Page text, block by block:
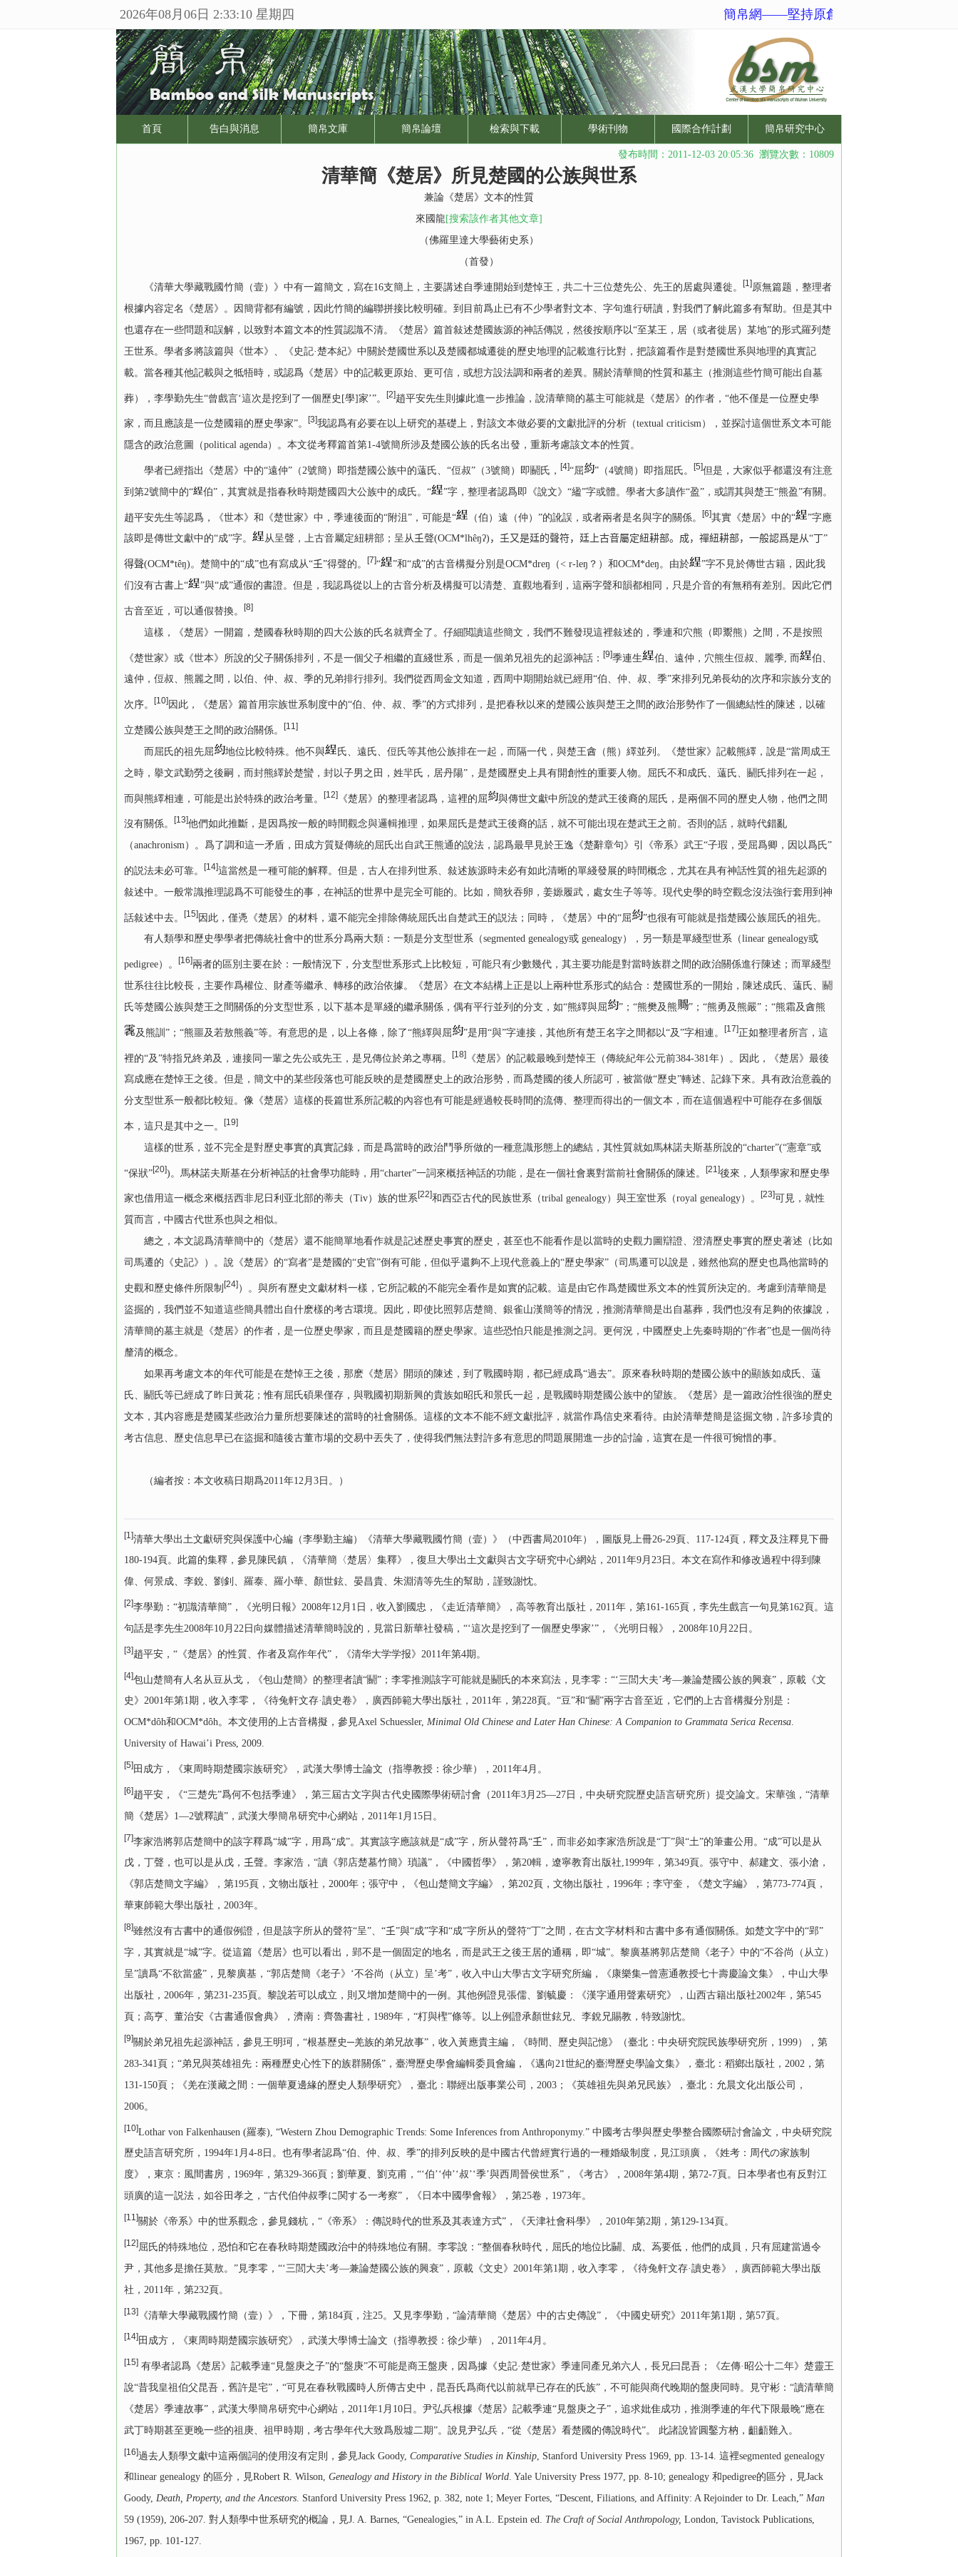
2026年08月06日 2:33:10 星期四 簡帛網——堅持原創性、規範化、國際化的
首頁 告白與消息 簡帛文庫 簡帛論壇 檢索與下載 學術刊物 國際合作計劃 簡帛研究中心
發布時間：2011-12-03 20:05:36 瀏覽次數：10809
清華簡《楚居》所見楚國的公族與世系
兼論《楚居》文本的性質
來國龍[搜索該作者其他文章]
（佛羅里達大學藝術史系）
（首發）
《清華大學藏戰國竹簡（壹）》中有一篇簡文，寫在16支簡上，主要講述自季連開始到楚悼王，共二十三位楚先公、先王的居處與遷徙。 [1] 原無篇题，整理者
根據内容定名《楚居》。因簡背都有編號，因此竹簡的編聯拼接比較明確。到目前爲止已有不少學者對文本、字句進行研讀，對我們了解此篇多有幫助。但是其中
也還存在一些問題和誤解，以致對本篇文本的性質認識不清。《楚居》篇首敍述楚國族源的神話傳説，然後按順序以“至某王，居（或者徙居）某地”的形式羅列楚
王世系。學者多將該篇與《世本》、《史記·楚本紀》中關於楚國世系以及楚國都城遷徙的歷史地理的記載進行比對，把該篇看作是對楚國世系與地理的真實記
載。當各種其他記載與之牴牾時，或認爲《楚居》中的記載更原始、更可信，或想方設法調和兩者的差異。關於清華簡的性質和墓主（推測這些竹簡可能出自墓
葬），李學勤先生“曾戲言‘這次是挖到了一個歷史[學]家’”。 [2]趙平安先生則據此進一步推論，說清華簡的墓主可能就是《楚居》的作者，“他不僅是一位歷史學
家，而且應該是一位楚國籍的歷史學家”。 [3]我認爲有必要在以上研究的基礎上，對該文本做必要的文獻批評的分析（textual criticism），並探討這個世系文本可能
隱含的政治意圖（political agenda）。本文從考釋篇首第1-4號簡所涉及楚國公族的氏名出發，重新考慮該文本的性質。
學者已經指出《楚居》中的“遠仲”（2號簡）即指楚國公族中的薳氏、“侸叔”（3號簡）即鬬氏， [4]“屈 ”（4號簡）即指屈氏。 [5]但是，大家似乎都還沒有注意
到第2號簡中的“
伯”，其實就是指春秋時期楚國四大公族中的成氏。“ ”字，整理者認爲即《說文》“䋼”字或體。學者大多讀作“盈”，或謂其與楚王“熊盈”有關。
趙平安先生等認爲，《世本》和《楚世家》中，季連後面的“附沮”，可能是“ （伯）遠（仲）”的訛誤，或者兩者是名與字的關係。 [6]其實《楚居》中的“
”字應
該即是傳世文獻中的“成”字。
从呈聲，上古音屬定紐耕部；呈从𡈼聲(OCM*lhêŋʔ)，𡈼又是廷的聲符，廷上古音屬定紐耕部。成，禪紐耕部，一般認爲是从“丁”
得聲(OCM*têŋ)。楚簡中的“成”也有寫成从“𡈼”得聲的。 [7]“ ”和“成”的古音構擬分別是OCM*dreŋ（< r-leŋ？）和OCM*deŋ。由於
”字不見於傳世古籍，因此我
们沒有古書上“
”與“成”通假的書證。但是，我認爲從以上的古音分析及構擬可以清楚、直觀地看到，這兩字聲和韻都相同，只是介音的有無稍有差別。因此它們
古音至近，可以通假替換。 [8]
這樣，《楚居》一開篇，楚國春秋時期的四大公族的氏名就齊全了。仔細閲讀這些簡文，我們不難發現這裡敍述的，季連和穴熊（即鬻熊）之間，不是按照
《楚世家》或《世本》所說的父子關係排列，不是一個父子相繼的直綫世系，而是一個弟兄祖先的起源神話： [9]季連生 伯、遠仲，穴熊生侸叔、麗季, 而
伯、
遠仲，侸叔、熊麗之間，以伯、仲、叔、季的兄弟排行排列。我們從西周金文知道，西周中期開始就已經用“伯、仲、叔、季”來排列兄弟長幼的次序和宗族分支的
次序。 [10] 因此，《楚居》篇首用宗族世系制度中的“伯、仲、叔、季”的方式排列，是把春秋以來的楚國公族與楚王之間的政治形勢作了一個總結性的陳述，以確
立楚國公族與楚王之間的政治關係。 [11]
而屈氏的祖先屈 地位比較特殊。他不與
氏、遠氏、侸氏等其他公族排在一起，而隔一代，與楚王酓（熊）繹並列。《楚世家》記載熊繹，說是“當周成王
之時，擧文武勤勞之後嗣，而封熊繹於楚蠻，封以子男之田，姓羋氏，居丹陽”，是楚國歷史上具有開創性的重要人物。屈氏不和成氏、薳氏、鬬氏排列在一起，
而與熊繹相連，可能是出於特殊的政治考量。 [12] 《楚居》的整理者認爲，這裡的屈 與傳世文獻中所說的楚武王後裔的屈氏，是兩個不同的歷史人物，他們之間
沒有關係。 [13]他們如此推斷，是因爲按一般的時間觀念與邏輯推理，如果屈氏是楚武王後裔的話，就不可能出現在楚武王之前。否則的話，就時代錯亂
（anachronism）。爲了調和這一矛盾，田成方質疑傳統的屈氏出自武王熊通的說法，認爲最早見於王逸《楚辭章句》引《帝系》武王“子瑕，受屈爲卿，因以爲氏”
的説法未必可靠。 [14]這當然是一種可能的解釋。但是，古人在排列世系、敍述族源時未必有如此清晰的單綫發展的時間概念，尤其在具有神話性質的祖先起源的
敍述中。一般常識推理認爲不可能發生的事，在神話的世界中是完全可能的。比如，簡狄吞卵，姜嫄履武，處女生子等等。現代史學的時空觀念沒法強行套用到神
話敍述中去。 [15]因此，僅凴《楚居》的材料，還不能完全排除傳統屈氏出自楚武王的説法；同時，《楚居》中的“屈
”也很有可能就是指楚國公族屈氏的祖先。
有人類學和歷史學學者把傳統社會中的世系分爲兩大類：一類是分支型世系（segmented genealogy或 genealogy），另一類是單綫型世系（linear genealogy或
pedigree）。 [16]兩者的區別主要在於：一般情況下，分支型世系形式上比較短，可能只有少數幾代，其主要功能是對當時族群之間的政治關係進行陳述；而單綫型
世系往往比較長，主要作爲權位、財產等繼承、轉移的政治依據。《楚居》在文本結構上正是以上兩种世系形式的結合：楚國世系的一開始，陳述成氏、薳氏、鬬
氏等楚國公族與楚王之間關係的分支型世系，以下基本是單綫的繼承關係，偶有平行並列的分支，如“熊繹與屈
”；“熊樊及熊 ”；“熊勇及熊嚴”；“熊霜及酓熊
及熊訓”；“熊噩及若敖熊義”等。有意思的是，以上各條，除了“熊繹與屈 ”是用“與”字連接，其他所有楚王名字之間都以“及”字相連。 [17]正如整理者所言，這
裡的“及”特指兄終弟及，連接同一輩之先公或先王，是兄傳位於弟之專稱。 [18] 《楚居》的記載最晚到楚悼王（傳統紀年公元前384-381年）。因此，《楚居》最後
寫成應在楚悼王之後。但是，簡文中的某些段落也可能反映的是楚國歷史上的政治形勢，而爲楚國的後人所認可，被當做“歷史”轉述、記錄下來。具有政治意義的
分支型世系一般都比較短。像《楚居》這樣的長篇世系所記載的內容也有可能是經過較長時間的流傳、整理而得出的一個文本，而在這個過程中可能存在多個版
本，這只是其中之一。 [19]
這樣的世系，並不完全是對歷史事實的真實記錄，而是爲當時的政治鬥爭所做的一種意識形態上的總結，其性質就如馬林諾夫斯基所說的“charter”(“憲章”或
“保狀”[20])。馬林諾夫斯基在分析神話的社會學功能時，用“charter”一詞來概括神話的功能，是在一個社會裏對當前社會關係的陳述。 [21]後來，人類學家和歷史學
家也借用這一概念來概括西非尼日利亚北部的蒂夫（Tiv）族的世系[22]和西亞古代的民族世系（tribal genealogy）與王室世系（royal genealogy）。 [23]可見，就性
質而言，中國古代世系也與之相似。
總之，本文認爲清華簡中的《楚居》還不能簡單地看作就是記述歷史事實的歷史，甚至也不能看作是以當時的史觀力圖辯證、澄清歷史事實的歷史著述（比如
司馬遷的《史記》）。說《楚居》的“寫者”是楚國的“史官”倒有可能，但似乎還夠不上現代意義上的“歷史學家”（司馬遷可以說是，雖然他寫的歷史也爲他當時的
史觀和歷史條件所限制 [24] ）。與所有歷史文獻材料一樣，它所記載的不能完全看作是如實的記載。這是由它作爲楚國世系文本的性質所決定的。考慮到清華簡是
盜掘的，我們並不知道這些簡具體出自什麽樣的考古環境。因此，即使比照郭店楚簡、銀雀山漢簡等的情況，推測清華簡是出自墓葬，我們也沒有足夠的依據說，
清華簡的墓主就是《楚居》的作者，是一位歷史學家，而且是楚國籍的歷史學家。這些恐怕只能是推測之詞。更何況，中國歷史上先秦時期的“作者”也是一個尚待
釐清的概念。
如果再考慮文本的年代可能是在楚悼王之後，那麽《楚居》開頭的陳述，到了戰國時期，都已經成爲“過去”。原來春秋時期的楚國公族中的顯族如成氏、薳
氏、鬬氏等已經成了昨日黃花；惟有屈氏碩果僅存，與戰國初期新興的貴族如昭氏和景氏一起，是戰國時期楚國公族中的望族。《楚居》是一篇政治性很強的歷史
文本，其内容應是楚國某些政治力量所想要陳述的當時的社會關係。這樣的文本不能不經文獻批評，就當作爲信史來看待。由於清華楚簡是盜掘文物，許多珍貴的
考古信息、歷史信息早已在盜掘和隨後古董市場的交易中丟失了，使得我們無法對許多有意思的問題展開進一步的討論，這實在是一件很可惋惜的事。
（編者按：本文收稿日期爲2011年12月3日。）
[1]清華大學出土文獻研究與保護中心編（李學勤主編）《清華大學藏戰國竹簡（壹）》（中西書局2010年），圖版見上冊26-29頁、117-124頁，釋文及注釋見下冊
180-194頁。此篇的集釋，參見陳民鎮，《清華簡〈楚居〉集釋》，復旦大學出土文獻與古文字研究中心網站，2011年9月23日。本文在寫作和修改過程中得到陳
偉、何景成、李銳、劉釗、羅泰、羅小華、顏世鉉、晏昌貴、朱淵清等先生的幫助，謹致謝忱。
[2]李學勤：“初識清華簡”，《光明日報》2008年12月1日，收入劉國忠，《走近清華簡》，高等教育出版社，2011年，第161-165頁，李先生戲言一句見第162頁。這
句話是李先生2008年10月22日向媒體描述清華簡時說的，見當日新華社發稿，“‘這次是挖到了一個歷史學家’”，《光明日報》，2008年10月22日。
[3]趙平安，“《楚居》的性質、作者及寫作年代”，《清华大学学报》2011年第4期。
[4]包山楚簡有人名从豆从戈，《包山楚簡》的整理者讀“鬬”；李零推測該字可能就是鬬氏的本來寫法，見李零：“‘三閭大夫’考—兼論楚國公族的興衰”，原載《文
史》2001年第1期，收入李零，《待兔軒文存·讀史卷》，廣西師範大學出版社，2011年，第228頁。“豆”和“鬬”兩字古音至近，它們的上古音構擬分別是：
OCM*dôh和OCM*dôh。本文使用的上古音構擬，參見Axel Schuessler, Minimal Old Chinese and Later Han Chinese: A Companion to Grammata Serica Recensa.
University of Hawai’i Press, 2009.
[5] 田成方，《東周時期楚國宗族研究》，武漢大學博士論文（指導教授：徐少華），2011年4月。
[6]趙平安，《“三楚先”爲何不包括季連》，第三屆古文字與古代史國際學術研討會（2011年3月25—27日，中央研究院歷史語言研究所）提交論文。宋華強，“清華
簡《楚居》1—2號釋讀”，武漢大學簡帛研究中心網站，2011年1月15日。
[7]李家浩將郭店楚簡中的該字釋爲“城”字，用爲“成”。其實該字應該就是“成”字，所从聲符爲“𡈼”，而非必如李家浩所說是“丁”與“土”的筆畫公用。“成”可以是从
戊，丁聲，也可以是从戊，𡈼聲。李家浩，“讀《郭店楚墓竹簡》瑣議”，《中國哲學》，第20輯，遼寧教育出版社,1999年，第349頁。張守中、郝建文、張小滄，
《郭店楚簡文字編》，第195頁，文物出版社，2000年；張守中，《包山楚簡文字編》，第202頁，文物出版社，1996年；李守奎，《楚文字編》，第773-774頁，
華東師範大學出版社，2003年。
[8]雖然沒有古書中的通假例證，但是該字所从的聲符“呈”、“𡈼”與“成”字和“成”字所从的聲符“丁”之間，在古文字材料和古書中多有通假關係。如楚文字中的“郢”
字，其實就是“城”字。從這篇《楚居》也可以看出，郢不是一個固定的地名，而是武王之後王居的通稱，即“城”。黎廣基將郭店楚簡《老子》中的“不谷尚（从立）
呈”讀爲“不欲當盛”，見黎廣基，“郭店楚簡《老子》‘不谷尚（从立）呈’考”，收入中山大學古文字研究所編，《康樂集─曾憲通教授七十壽慶論文集》，中山大學
出版社，2006年，第231-235頁。黎說若可以成立，則又增加楚簡中的一例。其他例證見張儒、劉毓慶：《漢字通用聲素研究》，山西古籍出版社2002年，第545
頁；高亨、董治安《古書通假會典》，濟南：齊魯書社，1989年，“朾與檉”條等。以上例證承顏世鉉兄、李銳兄賜教，特致謝忱。
[9]關於弟兄祖先起源神話，參見王明珂，“根基歷史─羌族的弟兄故事”，收入黃應貴主編，《時間、歷史與記憶》（臺北：中央研究院民族學研究所，1999），第
283-341頁；“弟兄與英雄祖先：兩種歷史心性下的族群關係”，臺灣歷史學會編輯委員會編，《邁向21世紀的臺灣歷史學論文集》，臺北：稻鄉出版社，2002，第
131-150頁；《羌在漢藏之間：一個華夏邊緣的歷史人類學研究》，臺北：聯經出版事業公司，2003；《英雄祖先與弟兄民族》，臺北：允晨文化出版公司，
2006。
[10]Lothar von Falkenhausen (羅泰), “Western Zhou Demographic Trends: Some Inferences from Anthroponymy.” 中國考古學與歷史學整合國際研討會論文，中央研究院
歷史語言研究所，1994年1月4-8日。也有學者認爲“伯、仲、叔、季”的排列反映的是中國古代曾經實行過的一種婚級制度，見江頭廣，《姓考：周代の家族制
度》，東京：風間書房，1969年，第329-366頁；劉華夏、劉克甫，“‘伯’‘仲’‘叔’‘季’與西周晉侯世系”，《考古》，2008年第4期，第72-7頁。日本學者也有反對江
頭廣的這一説法，如谷田孝之，“古代伯仲叔季に関する一考察”，《日本中國學會報》，第25卷，1973年。
[11]關於《帝系》中的世系觀念，參見錢杭，“《帝系》：傳説時代的世系及其表達方式”，《天津社會科學》，2010年第2期，第129-134頁。
[12] 屈氏的特殊地位，恐怕和它在春秋時期楚國政治中的特殊地位有關。李零說：“整個春秋時代，屈氏的地位比鬭、成、蒍要低，他們的成員，只有屈建當過令
尹，其他多是擔任莫敖。”見李零，“‘三閭大夫’考—兼論楚國公族的興衰”，原載《文史》2001年第1期，收入李零，《待兔軒文存·讀史卷》，廣西師範大學出版
社，2011年，第232頁。
[13] 《清華大學藏戰國竹簡（壹）》，下冊，第184頁，注25。又見李學勤，“論清華簡《楚居》中的古史傳說”，《中國史研究》2011年第1期，第57頁。
[14] 田成方，《東周時期楚國宗族研究》，武漢大學博士論文（指導教授：徐少華），2011年4月。
[15] 有學者認爲《楚居》記載季連“見盤庚之子”的“盤庚”不可能是商王盤庚，因爲據《史記·楚世家》季連同產兄弟六人，長兄曰昆吾；《左傳·昭公十二年》楚靈王
說“昔我皇祖伯父昆吾，舊許是宅”，“可見在春秋戰國時人所傳古史中，昆吾氏爲商代以前就早已存在的氏族”，不可能與商代晚期的盤庚同時。見守彬：“讀清華簡
《楚居》季連故事”，武漢大學簡帛研究中心網站，2011年1月10日。尹弘兵根據《楚居》記載季連“見盤庚之子”，追求妣隹成功，推測季連的年代下限最晚“應在
武丁時期甚至更晚一些的祖庚、祖甲時期，考古學年代大致爲殷墟二期”。說見尹弘兵，“從《楚居》看楚國的傳說時代”。 此諸說皆圓鑿方枘，齟齬難入。
[16]過去人類學文獻中這兩個詞的使用沒有定則，參見Jack Goody, Comparative Studies in Kinship , Stanford University Press 1969, pp. 13-14. 這裡segmented genealogy
和linear genealogy 的區分，見Robert R. Wilson, Genealogy and History in the Biblical World. Yale University Press 1977, pp. 8-10; genealogy 和pedigree的區分，見Jack
Goody, Death, Property, and the Ancestors. Stanford University Press 1962, p. 382, note 1; Meyer Fortes, “Descent, Filiations, and Affinity: A Rejoinder to Dr. Leach,” Man
59 (1959), 206-207. 對人類學中世系研究的概論，見J. A. Barnes, “Genealogies,” in A.L. Epstein ed. The Craft of Social Anthropology, London, Tavistock Publications,
1967, pp. 101-127.